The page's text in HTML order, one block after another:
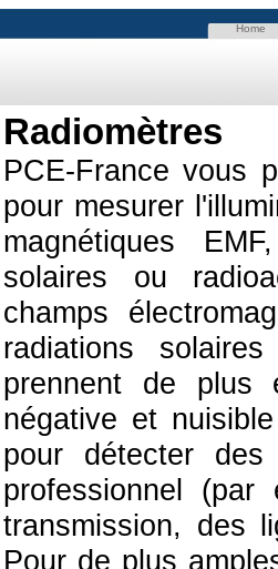
Home
Radiomètres
PCE-France vous
pour mesurer
magnétiques
solaires ou
champs
radiations
prennent de plus
négative et
pour détecter
professionnel
transmission, des
Pour de plus